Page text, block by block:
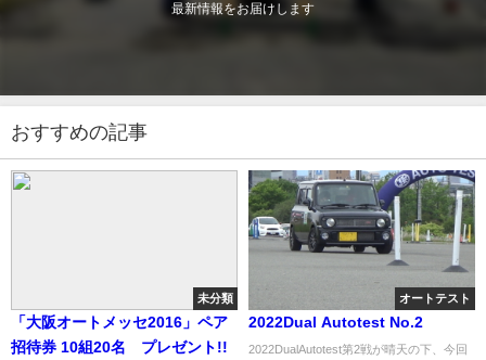
最新情報をお届けします
おすすめの記事
未分類
「大阪オートメッセ2016」ペア
招待券 10組20名 プレゼント!!
オートテスト
2022Dual Autotest No.2
2022DualAutotest第2戦が晴天の下、今回